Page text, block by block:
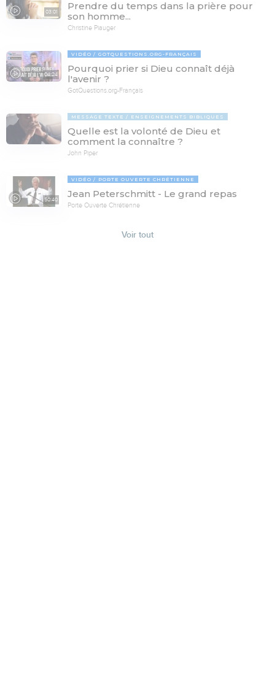
03:01
Prendre du temps dans la prière pour
son homme...
Christine Piauger
04:24
VIDÉO GOTQUESTIONS.ORG-FRANÇAIS
Pourquoi prier si Dieu connaît déjà
l'avenir ?
GotQuestions.org-Français
MESSAGE TEXTE ENSEIGNEMENTS BIBLIQUES
Quelle est la volonté de Dieu et
comment la connaître ?
John Piper
50:40
VIDÉO PORTE OUVERTE CHRÉTIENNE
Jean Peterschmitt - Le grand repas
Porte Ouverte Chrétienne
Voir tout